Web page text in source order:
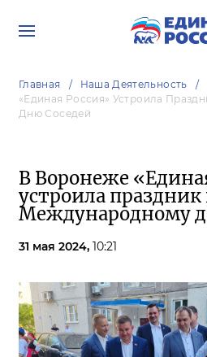
Главная Наша Деятельность
«Единая Россия» Устроила
Дню Соседей
В Воронеже
устроила праздник
Международному
31 мая 2024, 10:21